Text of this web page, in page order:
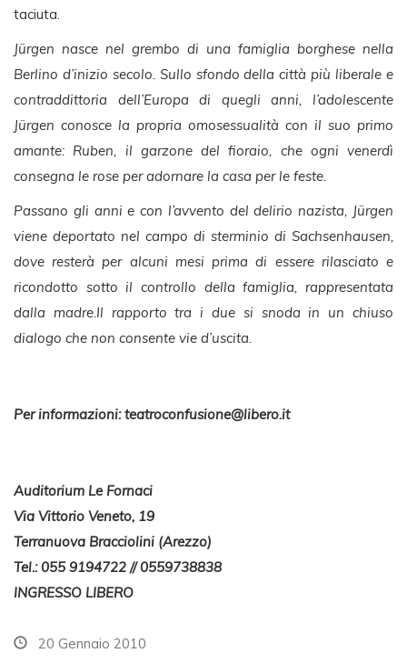
taciuta.
Jürgen nasce nel grembo di una famiglia borghese nella
Berlino d’inizio secolo. Sullo sfondo della città più liberale e
contraddittoria dell’Europa di quegli anni, l’adolescente
Jürgen conosce la propria omosessualità con il suo primo
amante: Ruben, il garzone del fioraio, che ogni venerdì
consegna le rose per adornare la casa per le feste.
Passano gli anni e con l’avvento del delirio nazista, Jürgen
viene deportato nel campo di sterminio di Sachsenhausen,
dove resterà per alcuni mesi prima di essere rilasciato e
ricondotto sotto il controllo della famiglia, rappresentata
dalla madre.Il rapporto tra i due si snoda in un chiuso
dialogo che non consente vie d’uscita.
Per informazioni:teatroconfusione@libero.it
Auditorium Le Fornaci
Via Vittorio Veneto, 19
Terranuova Bracciolini (Arezzo)
Tel.: 055 9194722 // 0559738838
INGRESSO LIBERO
20 Gennaio 2010